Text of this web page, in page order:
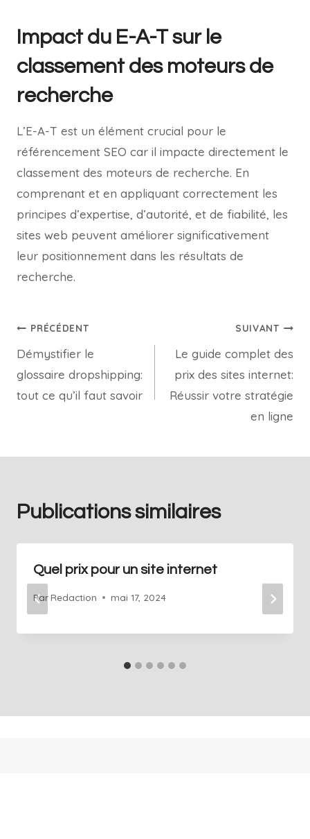
Impact du E-A-T sur le
classement des moteurs de
recherche
L’E-A-T est un élément crucial pour le
référencement SEO car il impacte directement le
classement des moteurs de recherche. En
comprenant et en appliquant correctement les
principes d’expertise, d’autorité, et de fiabilité, les
sites web peuvent améliorer significativement
leur positionnement dans les résultats de
recherche.
PRÉCÉDENT
Démystifier le
glossaire dropshipping:
tout ce qu’il faut savoir
SUIVANT
Le guide complet des
prix des sites internet:
Réussir votre stratégie
en ligne
Publications similaires
Quel prix pour un site internet
Par Redaction mai 17, 2024